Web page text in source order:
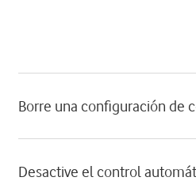
Borre una configuración de
Desactive el control